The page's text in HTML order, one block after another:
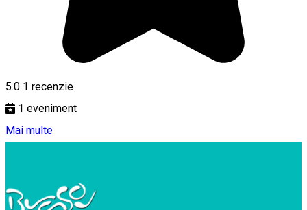
5.0 1 recenzie
1 eveniment
Mai multe